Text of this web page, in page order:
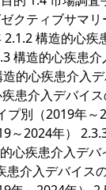
クティブサマ
構造的心
構造的心疾患
的心疾患介入
患介入デバイ
別（2019年
～2024年）
心疾患介入デ
介入デバイス